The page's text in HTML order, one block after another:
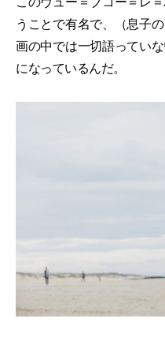
うことで有名で、（息子
画の中では一切語ってい
になっているんだ。